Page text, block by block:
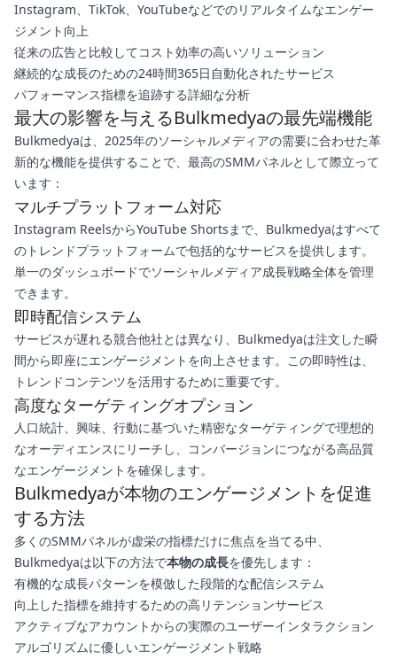
Instagram、TikTok、YouTubeなどでのリアルタイムなエンゲー
ジメント向上
従来の広告と比較してコスト効率の高いソリューション
継続的な成長のための24時間365日自動化されたサービス
パフォーマンス指標を追跡する詳細な分析
最大の影響を与えるBulkmedyaの最先端機能
Bulkmedyaは、2025年のソーシャルメディアの需要に合わせた革
新的な機能を提供することで、最高のSMMパネルとして際立って
います：
マルチプラットフォーム対応
Instagram ReelsからYouTube Shortsまで、Bulkmedyaはすべて
のトレンドプラットフォームで包括的なサービスを提供します。
単一のダッシュボードでソーシャルメディア成長戦略全体を管理
できます。
即時配信システム
サービスが遅れる競合他社とは異なり、Bulkmedyaは注文した瞬
間から即座にエンゲージメントを向上させます。この即時性は、
トレンドコンテンツを活用するために重要です。
高度なターゲティングオプション
人口統計、興味、行動に基づいた精密なターゲティングで理想的
なオーディエンスにリーチし、コンバージョンにつながる高品質
なエンゲージメントを確保します。
Bulkmedyaが本物のエンゲージメントを促進
する方法
多くのSMMパネルが虚栄の指標だけに焦点を当てる中、
Bulkmedyaは以下の方法で本物の成長を優先します：
有機的な成長パターンを模倣した段階的な配信システム
向上した指標を維持するための高リテンションサービス
アクティブなアカウントからの実際のユーザーインタラクション
アルゴリズムに優しいエンゲージメント戦略